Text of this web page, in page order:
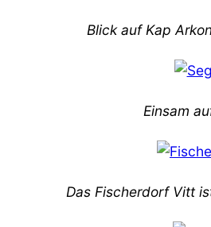
Blick auf Kap
Einsam
Das Fischerdorf Vitt